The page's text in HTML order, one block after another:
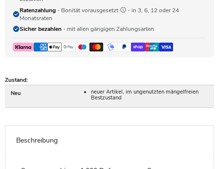
Ratenzahlung - Bonität vorausgesetzt
- in 3, 6, 12 oder 24
Monatsraten
Sicher bezahlen - mit allen gängigen Zahlungsarten
Zustand:
Neu
neuer Artikel, im ungenutzten mängelfreien
Bestzustand
Beschreibung